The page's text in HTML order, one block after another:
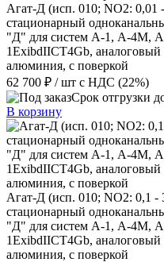
Агат-Д (исп. 010; NO2: 0,01
стационарный
"Д" для систем А-1, А-4М,
1ExibdIICT4Gb,
алюминия, с поверкой
62 700 ₽ / шт с НДС (22%)
Срок отгрузки
В корзину
Агат-Д (исп. 010; NO2: 0,1 -
стационарный
"Д" для систем А-1, А-4М,
1ExibdIICT4Gb,
алюминия, с поверкой